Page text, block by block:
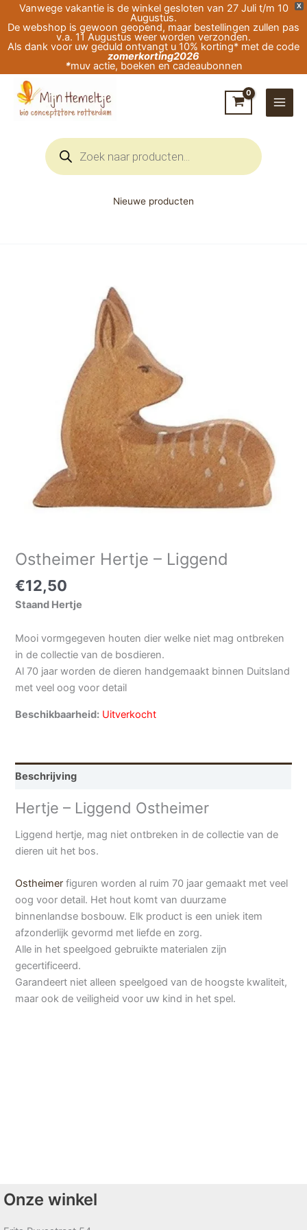
X
Vanwege vakantie is de winkel gesloten van 27 Juli t/m 10
Augustus.
De webshop is gewoon geopend, maar bestellingen zullen pas
v.a. 11 Augustus weer worden verzonden.
Als dank voor uw geduld ontvangt u 10% korting* met de code
zomerkorting2026
*muv actie, boeken en cadeaubonnen
naar
de
Producten
zoeken
Nieuwe producten
Ostheimer Hertje – Liggend
€12,50
Staand Hertje
Mooi vormgegeven houten dier welke niet mag ontbreken
in de collectie van de bosdieren.
Al 70 jaar worden de dieren handgemaakt binnen Duitsland
met veel oog voor detail
Beschikbaarheid: Uitverkocht
Beschrijving
Hertje – Liggend Ostheimer
Liggend hertje, mag niet ontbreken in de collectie van de
dieren uit het bos.
Ostheimer figuren worden al ruim 70 jaar gemaakt met veel
oog voor detail. Het hout komt van duurzame
binnenlandse bosbouw. Elk product is een uniek item
afzonderlijk gevormd met liefde en zorg.
Alle in het speelgoed gebruikte materialen zijn
gecertificeerd.
Garandeert niet alleen speelgoed van de hoogste kwaliteit,
maar ook de veiligheid voor uw kind in het spel.
Onze winkel